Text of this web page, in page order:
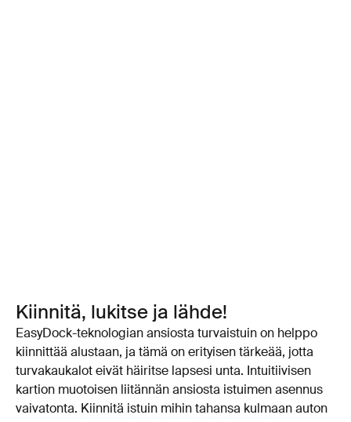
Kiinnitä, lukitse ja lähde!
EasyDock-teknologian ansiosta turvaistuin on helppo
kiinnittää alustaan, ja tämä on erityisen tärkeää, jotta
turvakaukalot eivät häiritse lapsesi unta. Intuitiivisen
kartion muotoisen liitännän ansiosta istuimen asennus
vaivatonta. Kiinnitä istuin mihin tahansa kulmaan auton